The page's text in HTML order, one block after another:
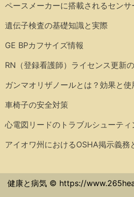
ペースメーカーに搭載されるセンサ
遺伝子検査の基礎知識と実際
GE BPカフサイズ情報
RN（登録看護師）ライセンス更新
ガンマオリザノールとは？効果と
車椅子の安全対策
心電図リードのトラブルシューティ
アイオワ州におけるOSHA掲示義務
健康と病気 © https://